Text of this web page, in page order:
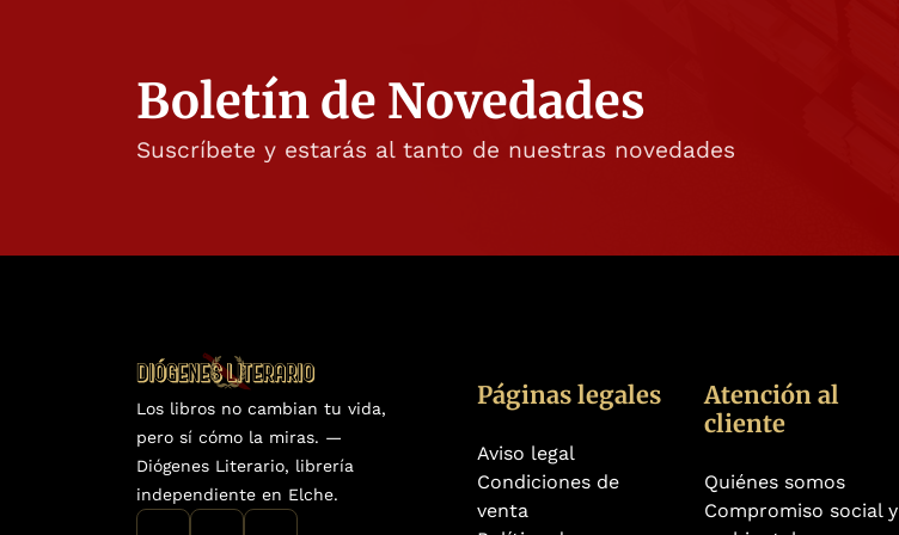
Boletín de Novedades
Suscríbete y estarás al tanto de nuestras novedades
Los libros no cambian tu vida,
pero sí cómo la miras. —
Diógenes Literario, librería
independiente en Elche.
Páginas legales
Aviso legal
Condiciones de
venta
Atención al
cliente
Quiénes somos
Compromiso social y